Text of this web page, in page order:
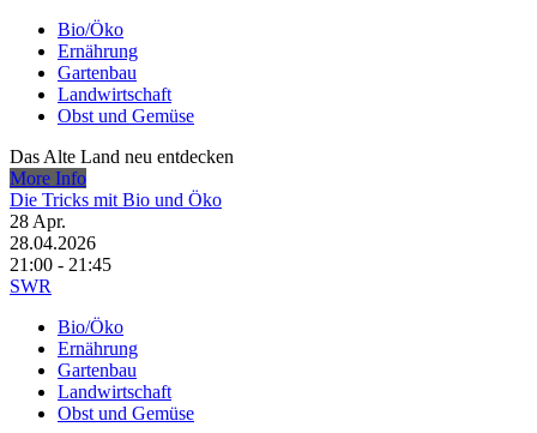
Bio/Öko
Ernährung
Gartenbau
Landwirtschaft
Obst und Gemüse
Das Alte Land neu entdecken
More Info
Die Tricks mit Bio und Öko
28 Apr.
28.04.2026
21:00 - 21:45
SWR
Bio/Öko
Ernährung
Gartenbau
Landwirtschaft
Obst und Gemüse